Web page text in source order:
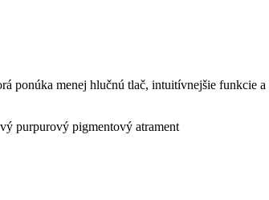
ponúka menej hlučnú tlač, intuitívnejšie funkcie
purpurový pigmentový atrament